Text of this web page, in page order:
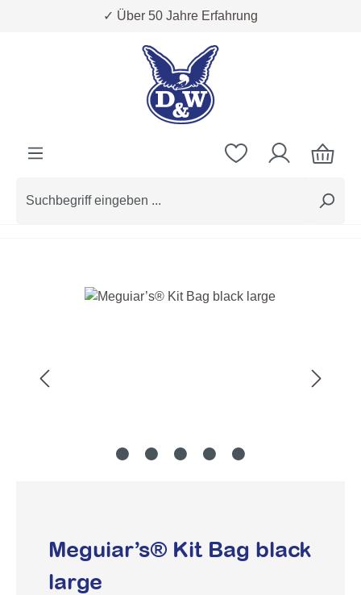
Zum Hauptinhalt springen✓ Über 50 Jahre Erfahrung
Bildergalerie überspringen
Meguiar’s® Kit Bag black
large